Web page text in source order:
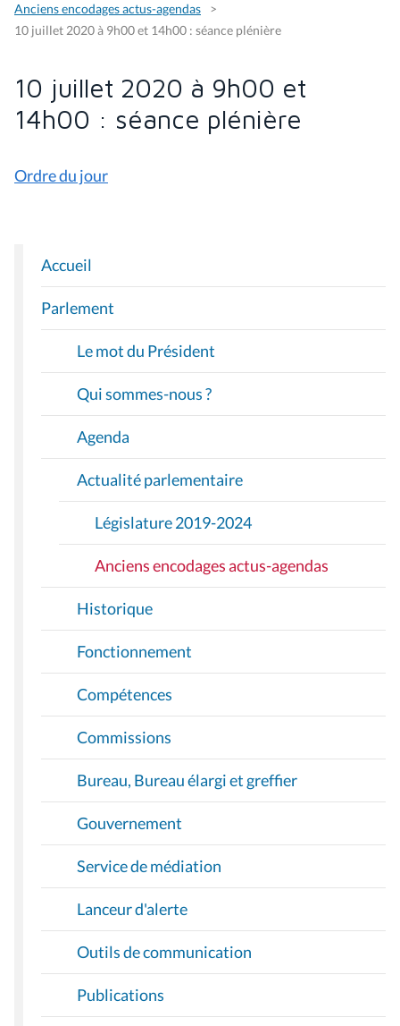
Anciens encodages actus-agendas
10 juillet 2020 à 9h00 et 14h00 : séance plénière
10 juillet 2020 à 9h00 et
14h00 : séance plénière
Ordre du jour
N
A
V
G
T
O
Accueil
Parlement
Le mot du Président
Qui sommes-nous ?
Agenda
Actualité parlementaire
Législature 2019-2024
Anciens encodages actus-agendas
Historique
Fonctionnement
Compétences
Commissions
Bureau, Bureau élargi et greffier
Gouvernement
Service de médiation
Lanceur d'alerte
Outils de communication
Publications